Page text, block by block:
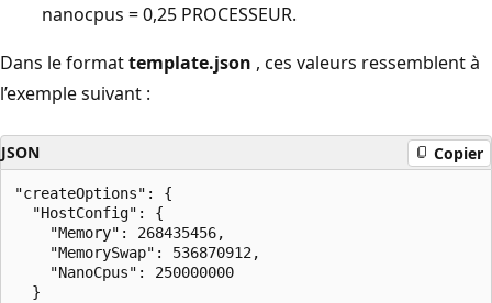
nanocpus = 0,25 PROCESSEUR.
Dans le formattemplate.json , ces valeurs ressemblent à
l’exemple suivant :
JSON Copier
"createOptions": {
  "HostConfig": {
    "Memory": 268435456,
    "MemorySwap": 536870912,
    "NanoCpus": 250000000
  }